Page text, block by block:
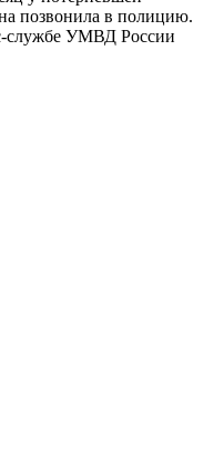
позвонила в полицию.
службе УМВД России